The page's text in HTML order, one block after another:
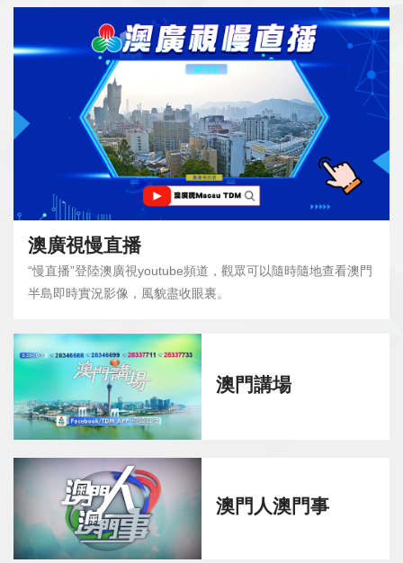
澳廣視慢直播
“慢直播”登陸澳廣視youtube頻道，觀眾可以隨時隨地查看澳門
半島即時實況影像，風貌盡收眼裏。
澳門講場
澳門人澳門事